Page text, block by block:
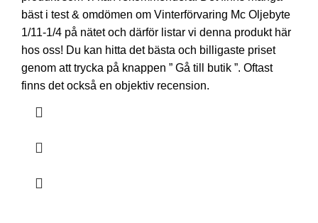
bäst i test & omdömen om Vinterförvaring Mc Oljebyte
1/11-1/4 på nätet och därför listar vi denna produkt här
hos oss! Du kan hitta det bästa och billigaste priset
genom att trycka på knappen ” Gå till butik ”. Oftast
finns det också en objektiv recension.